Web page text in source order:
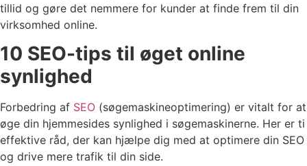
tillid og gøre det nemmere for kunder at finde frem til din
virksomhed online.
10 SEO-tips til øget online
synlighed
Forbedring af SEO (søgemaskineoptimering) er vitalt for at
øge din hjemmesides synlighed i søgemaskinerne. Her er ti
effektive råd, der kan hjælpe dig med at optimere din SEO
og drive mere trafik til din side.